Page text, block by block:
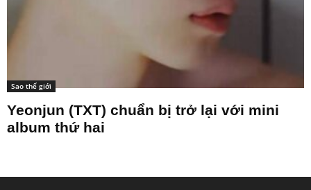
Sao thế giới
Yeonjun (TXT) chuẩn bị trở lại với mini
album thứ hai